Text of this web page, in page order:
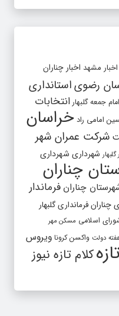
اخبار مشهد اخبار چناران
رضویاستانداری
امام جمعه گلبهار انتخابات
امامی راد خراسان
شرکت عمران شهر
شهرداری شهرداری
چناران
چناران فرماندار
چنارانفرمانداری گلبهار
اسلامی مسکن مهر
دولت واکسن کرونا ویروس
کلام تازه نیوز